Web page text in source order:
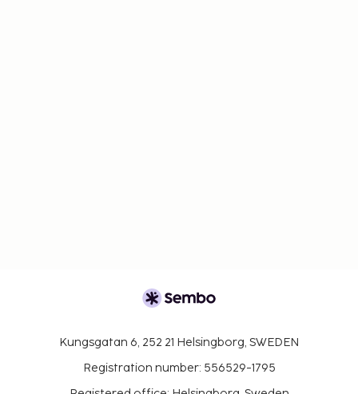
Kungsgatan 6, 252 21 Helsingborg, SWEDEN
Registration number: 556529-1795